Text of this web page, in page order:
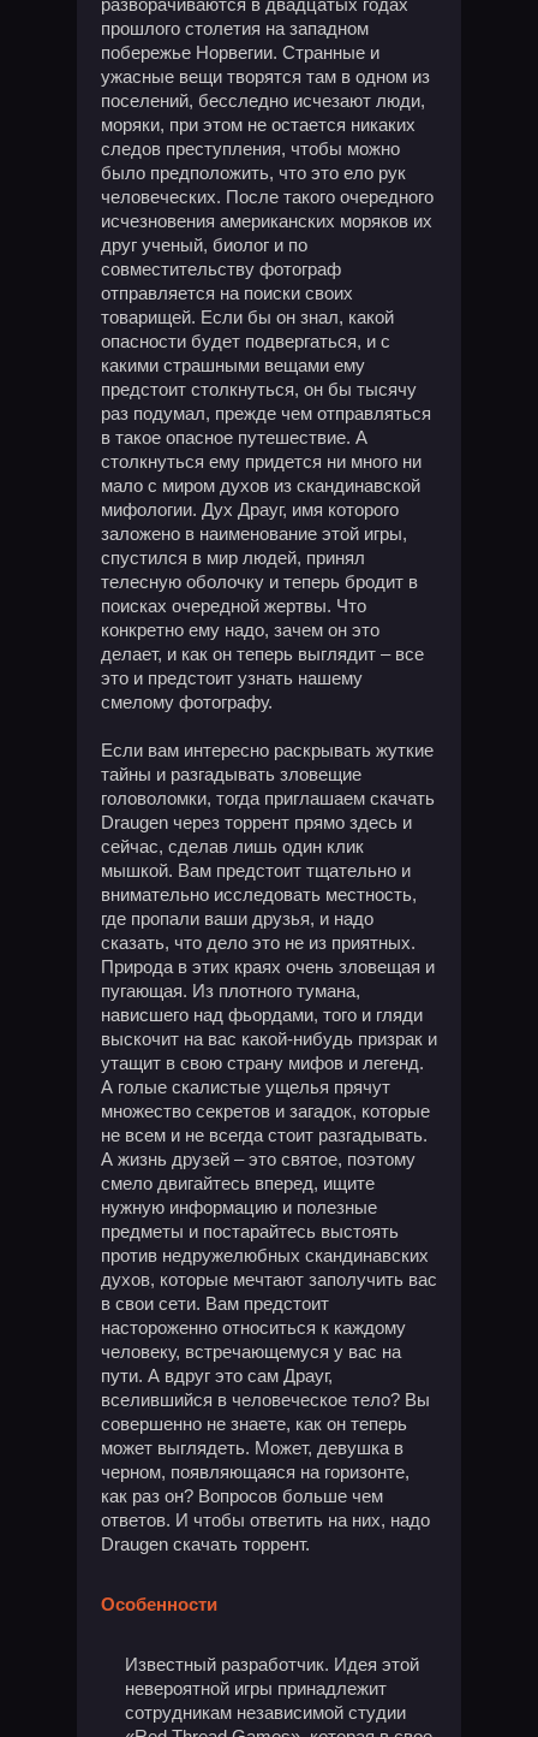
разворачиваются в двадцатых годах
прошлого столетия на западном
побережье Норвегии. Странные и
ужасные вещи творятся там в одном из
поселений, бесследно исчезают люди,
моряки, при этом не остается никаких
следов преступления, чтобы можно
было предположить, что это ело рук
человеческих. После такого очередного
исчезновения американских моряков их
друг ученый, биолог и по
совместительству фотограф
отправляется на поиски своих
товарищей. Если бы он знал, какой
опасности будет подвергаться, и с
какими страшными вещами ему
предстоит столкнуться, он бы тысячу
раз подумал, прежде чем отправляться
в такое опасное путешествие. А
столкнуться ему придется ни много ни
мало с миром духов из скандинавской
мифологии. Дух Драуг, имя которого
заложено в наименование этой игры,
спустился в мир людей, принял
телесную оболочку и теперь бродит в
поисках очередной жертвы. Что
конкретно ему надо, зачем он это
делает, и как он теперь выглядит – все
это и предстоит узнать нашему
смелому фотографу.
Если вам интересно раскрывать жуткие
тайны и разгадывать зловещие
головоломки, тогда приглашаем скачать
Draugen через торрент прямо здесь и
сейчас, сделав лишь один клик
мышкой. Вам предстоит тщательно и
внимательно исследовать местность,
где пропали ваши друзья, и надо
сказать, что дело это не из приятных.
Природа в этих краях очень зловещая и
пугающая. Из плотного тумана,
нависшего над фьордами, того и гляди
выскочит на вас какой-нибудь призрак и
утащит в свою страну мифов и легенд.
А голые скалистые ущелья прячут
множество секретов и загадок, которые
не всем и не всегда стоит разгадывать.
А жизнь друзей – это святое, поэтому
смело двигайтесь вперед, ищите
нужную информацию и полезные
предметы и постарайтесь выстоять
против недружелюбных скандинавских
духов, которые мечтают заполучить вас
в свои сети. Вам предстоит
настороженно относиться к каждому
человеку, встречающемуся у вас на
пути. А вдруг это сам Драуг,
вселившийся в человеческое тело? Вы
совершенно не знаете, как он теперь
может выглядеть. Может, девушка в
черном, появляющаяся на горизонте,
как раз он? Вопросов больше чем
ответов. И чтобы ответить на них, надо
Draugen скачать торрент.
Особенности
Известный разработчик. Идея этой
невероятной игры принадлежит
сотрудникам независимой студии